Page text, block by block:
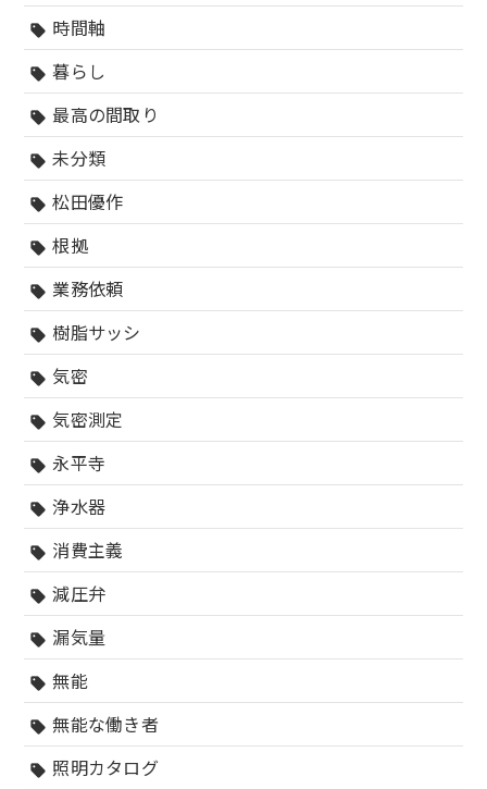
sell 時間軸
sell 暮らし
sell 最高の間取り
sell 未分類
sell 松田優作
sell 根拠
sell 業務依頼
sell 樹脂サッシ
sell 気密
sell 気密測定
sell 永平寺
sell 浄水器
sell 消費主義
sell 減圧弁
sell 漏気量
sell 無能
sell 無能な働き者
sell 照明カタログ